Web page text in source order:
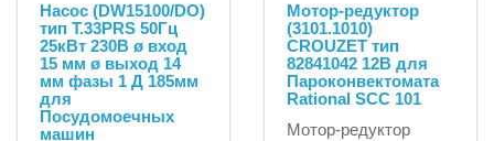
Насос (DW15100/DO)
тип T.33PRS 50Гц
25кВт 230В ø вход
15 мм ø выход 14
мм фазы 1 Д 185мм
для
Посудомоечных
машин
Мотор-редуктор
(3101.1010)
CROUZET тип
82841042 12В для
Пароконвектомата
Rational SCC 101
Мотор-редуктор